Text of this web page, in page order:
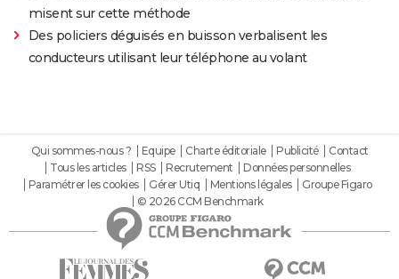
misent sur cette méthode
Des policiers déguisés en buisson verbalisent les
conducteurs utilisant leur téléphone au volant
Qui sommes-nous ? Equipe Charte éditoriale Publicité
Contact
Tous les articles
RSS Recrutement
Données personnelles
Paramétrer les cookies
Gérer Utiq Mentions légales
Groupe Figaro
© 2026 CCM Benchmark